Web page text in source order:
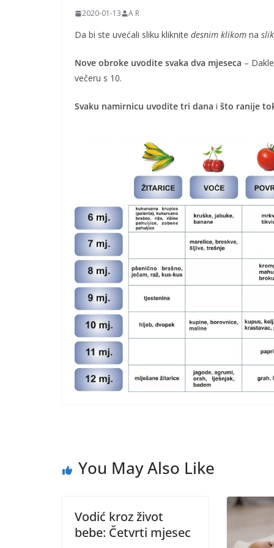
2020-01-13 A R
Da bi ste uvećali sliku kliknite desnim klikom na
Nove obroke uvodite svaka dva mjeseca –
večeru s 10.
Svaku namirnicu uvodite tri dana i što ranije
You May Also Like
Vodić kroz život
bebe: Četvrti mjesec